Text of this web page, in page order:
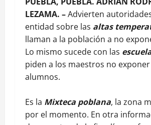
LEZAMA. –Advierten
entidad sobre las altas
llaman a la población a no
Lo mismo sucede con las
piden a los maestros no exponer
alumnos.
Es la Mixteca poblana, la zona
por el momento. En otra